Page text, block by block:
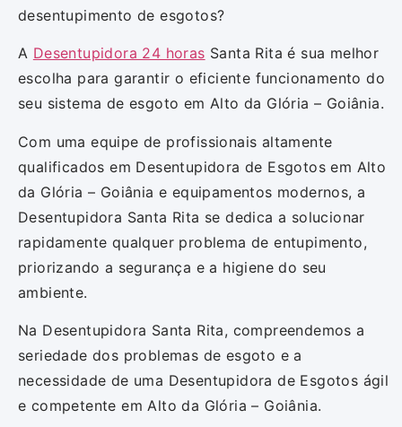
desentupimento de esgotos?
A Desentupidora 24 horas Santa Rita é sua melhor
escolha para garantir o eficiente funcionamento do
seu sistema de esgoto em Alto da Glória – Goiânia.
Com uma equipe de profissionais altamente
qualificados em Desentupidora de Esgotos em Alto
da Glória – Goiânia e equipamentos modernos, a
Desentupidora Santa Rita se dedica a solucionar
rapidamente qualquer problema de entupimento,
priorizando a segurança e a higiene do seu
ambiente.
Na Desentupidora Santa Rita, compreendemos a
seriedade dos problemas de esgoto e a
necessidade de uma Desentupidora de Esgotos ágil
e competente em Alto da Glória – Goiânia.